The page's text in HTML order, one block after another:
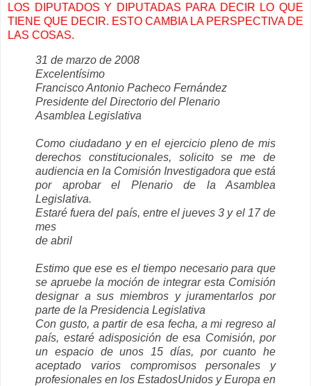
LOS DIPUTADOS Y DIPUTADAS PARA DECIR LO QUE
TIENE QUE DECIR. ESTO CAMBIA LA PERSPECTIVA DE
LAS COSAS.
31 de marzo de 2008
Excelentísimo
Francisco Antonio Pacheco Fernández
Presidente del Directorio del Plenario
Asamblea Legislativa
Como ciudadano y en el ejercicio pleno de mis
derechos constitucionales, solicito se me de
audiencia en la Comisión Investigadora que está
por aprobar el Plenario de la Asamblea
Legislativa.
Estaré fuera del país, entre el jueves 3 y el 17 de
mes
de abril
Estimo que ese es el tiempo necesario para que
se apruebe la moción de integrar esta Comisión
designar a sus miembros y juramentarlos por
parte de la Presidencia Legislativa
Con gusto, a partir de esa fecha, a mi regreso al
país, estaré adisposición de esa Comisión, por
un espacio de unos 15 días, por cuanto he
aceptado varios compromisos personales y
profesionales en los EstadosUnidos y Europa en